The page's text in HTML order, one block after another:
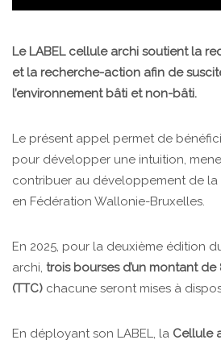
Le LABEL cellule archi soutient la
et la recherche-action afin de
l’environnement bâti et non-bâti.
Le présent appel permet de
pour développer une intuition,
contribuer au développement de
en Fédération Wallonie-Bruxelles.
En 2025, pour la deuxième édition
archi, trois bourses d’un montant
(TTC) chacune seront mises à
En déployant son LABEL, la Cellule